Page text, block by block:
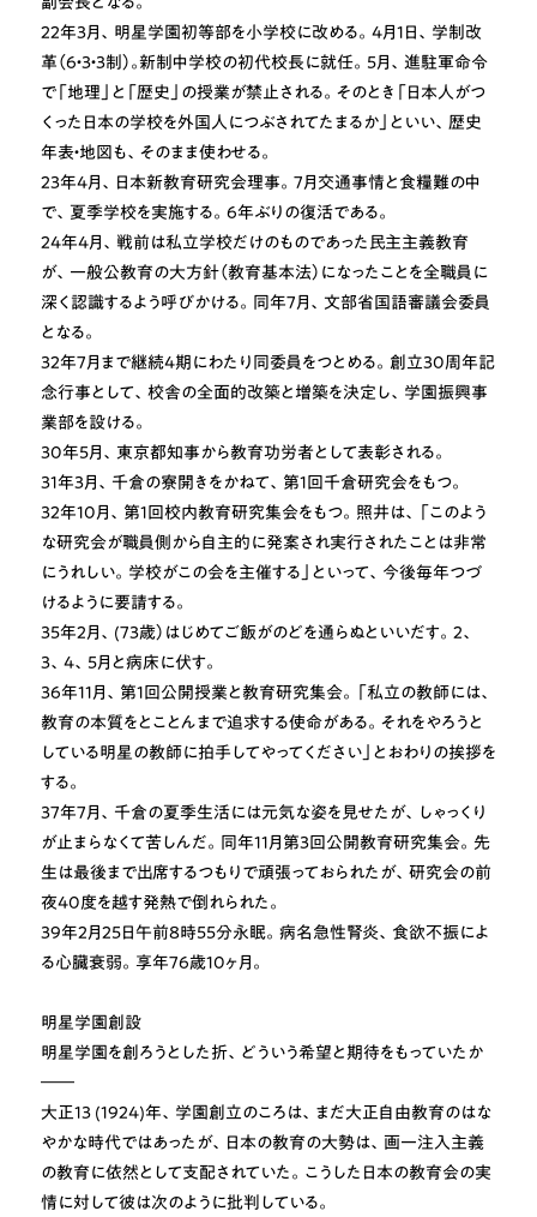
22年3月、明星学園初等部を小学校に改める。4月1日、学制改
革（6・3・3制）｡新制中学校の初代校長に就任。5月、進駐軍命令
で「地理」と「歴史」の授業が禁止される。そのとき「日本人がつ
くった日本の学校を外国人につぶされてたまるか」といい、歴史
年表・地図も、そのまま使わせる。
23年4月、日本新教育研究会理事。7月交通事情と食糧難の中
で、夏季学校を実施する。6年ぶりの復活である。
24年4月、戦前は私立学校だけのものであった民主主義教育
が、一般公教育の大方針（教育基本法）になったことを全職員に
深く認識するよう呼びかける。同年7月、文部省国語審議会委員
となる。
32年7月まで継続4期にわたり同委員をつとめる。創立30周年記
念行事として、校舎の全面的改築と増築を決定し、学園振興事
業部を設ける。
30年5月、東京都知事から教育功労者として表彰される。
31年3月、千倉の寮開きをかねて、第1回千倉研究会をもつ。
32年10月、第1回校内教育研究集会をもつ。照井は、「このよう
な研究会が職員側から自主的に発案され実行されたことは非常
にうれしい。学校がこの会を主催する」といって、今後毎年つづ
けるように要請する。
35年2月、(73歳）はじめてご飯がのどを通らぬといいだす。2、
3、4、5月と病床に伏す。
36年11月、第1回公開授業と教育研究集会。「私立の教師には、
教育の本質をとことんまで追求する使命がある。それをやろうと
している明星の教師に拍手してやってください」とおわりの挨拶を
する。
37年7月、千倉の夏季生活には元気な姿を見せたが、しゃっくり
が止まらなくて苦しんだ。同年11月第3回公開教育研究集会。先
生は最後まで出席するつもりで頑張っておられたが、研究会の前
夜40度を越す発熱で倒れられた。
39年2月25日午前8時55分永眠。病名急性腎炎、食欲不振によ
る心臓衰弱。享年76歳10ヶ月。
明星学園創設
明星学園を創ろうとした折、どういう希望と期待をもっていたか
――
大正13 (1924)年、学園創立のころは、まだ大正自由教育のはな
やかな時代ではあったが、日本の教育の大勢は、画一注入主義
の教育に依然として支配されていた。こうした日本の教育会の実
情に対して彼は次のように批判している。